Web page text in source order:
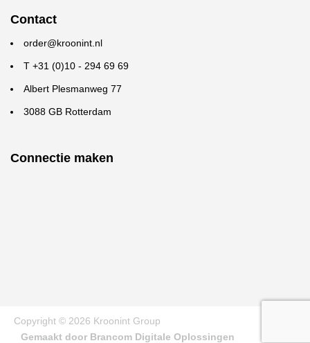
Contact
order@kroonint.nl
T +31 (0)10 - 294 69 69
Albert Plesmanweg 77
3088 GB Rotterdam
Connectie maken
Copyright © 2026 Kroonint Group
Gemaakt door Brancom Digitale Oplossingen